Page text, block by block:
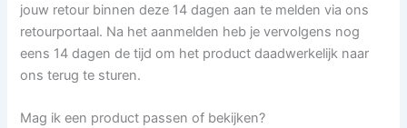
jouw retour binnen deze 14 dagen aan te melden via ons
retourportaal. Na het aanmelden heb je vervolgens nog
eens 14 dagen de tijd om het product daadwerkelijk naar
ons terug te sturen.
Mag ik een product passen of bekijken?